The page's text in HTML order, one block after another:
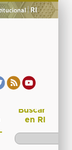
Buscar
en RI